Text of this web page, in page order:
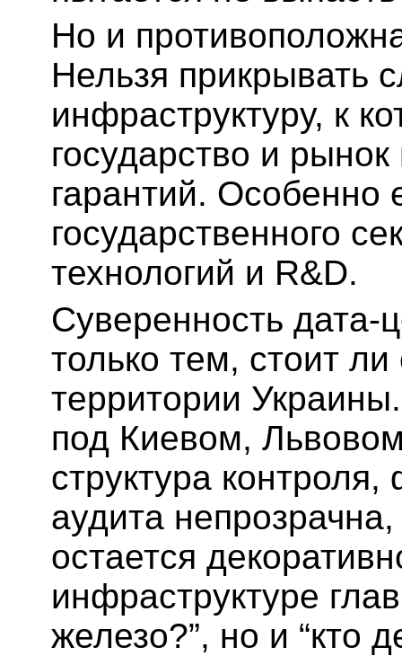
Но и
Нельзя прикрывать
инфраструктуру, к
государство и
гарантий. Особенно
государственного
технологий и R&D.
Суверенность дата-
только тем, стоит
территории
под Киевом,
структура
аудита
остается
инфраструктуре
железо?”, но и “кто